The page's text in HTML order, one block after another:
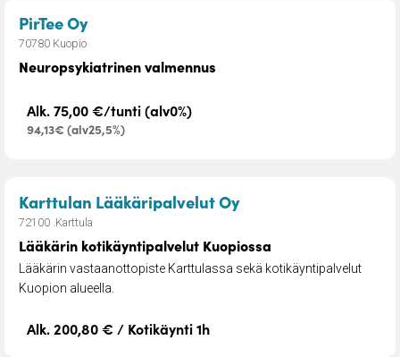
PirTee Oy– Neuropsykiatrinen valmennus
70780 Kuopio
Neuropsykiatrinen valmennus
Alk. 75,00 €/tunti (alv0%)
94,13€ (alv25,5%)
Karttulan Lääkäripalvelut Oy– Lääkärin
72100 .Karttula
Lääkärin kotikäyntipalvelut Kuopiossa
Lääkärin vastaanottopiste Karttulassa sekä kotikäyntipalvelut
Kuopion alueella.
Alk. 200,80 € / Kotikäynti 1h